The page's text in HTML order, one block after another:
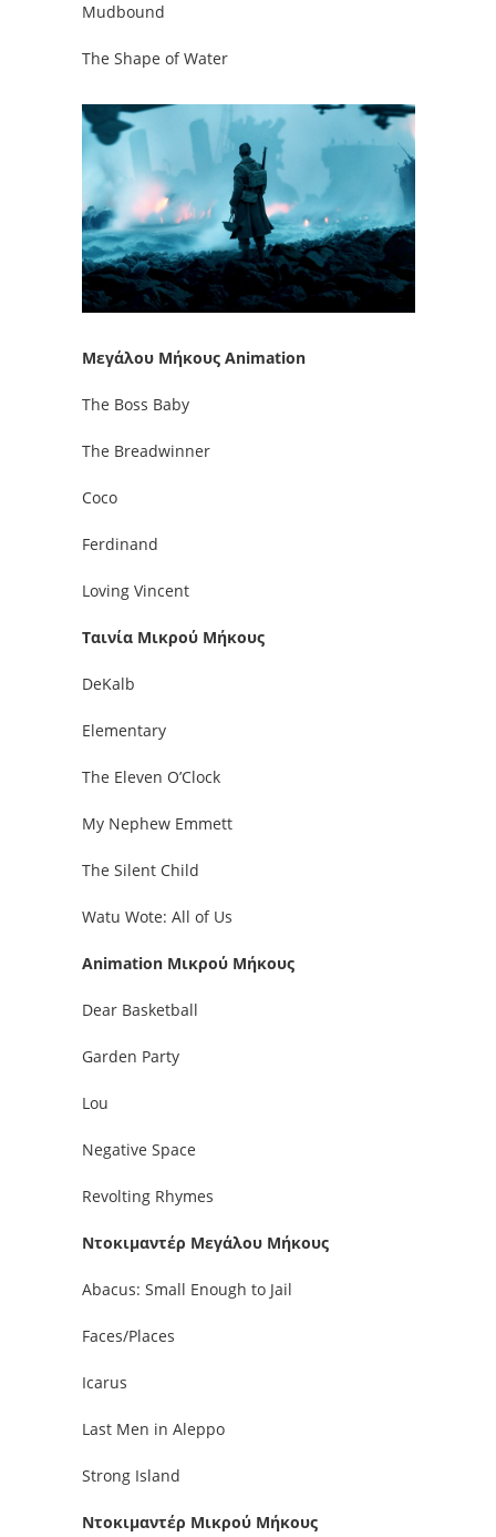
Mudbound
The Shape of Water
Μεγάλου Μήκους Animation
The Boss Baby
The Breadwinner
Coco
Ferdinand
Loving Vincent
Ταινία Μικρού Μήκους
DeKalb
Elementary
The Eleven O’Clock
My Nephew Emmett
The Silent Child
Watu Wote: All of Us
Animation Μικρού Μήκους
Dear Basketball
Garden Party
Lou
Negative Space
Revolting Rhymes
Ντοκιμαντέρ Μεγάλου Μήκους
Abacus: Small Enough to Jail
Faces/Places
Icarus
Last Men in Aleppo
Strong Island
Ντοκιμαντέρ Μικρού Μήκους